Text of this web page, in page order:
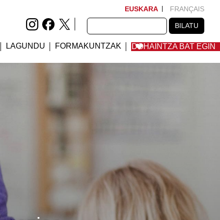
EUSKARA FRANÇAIS
BILATU BILATU
LAGUNDU FORMAKUNTZAK DOHAINTZA BAT EGIN